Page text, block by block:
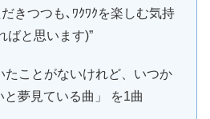
きつつも､ﾜｸﾜｸを楽しむ気持
ばと思います)”
たことがないけれど、いつか
と夢見ている曲」 を1曲